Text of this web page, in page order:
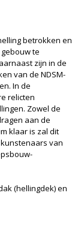
betrokken en
te
zijn in de
van de NDSM-
In de
relicten
Zowel de
aan de
klaar is zal dit
van
en